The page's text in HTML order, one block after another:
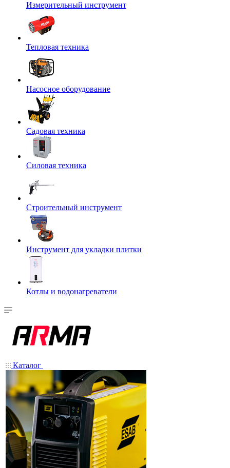
Измерительный инструмент
Тепловая техника
Насосное оборудование
Садовая техника
Силовая техника
Строительный инструмент
Инструмент для укладки плитки
Котлы и водонагреватели
Каталог